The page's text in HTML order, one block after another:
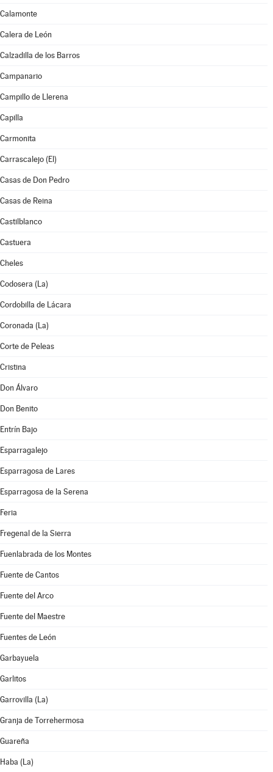
Calamonte
Calera de León
Calzadilla de los Barros
Campanario
Campillo de Llerena
Capilla
Carmonita
Carrascalejo (El)
Casas de Don Pedro
Casas de Reina
Castilblanco
Castuera
Cheles
Codosera (La)
Cordobilla de Lácara
Coronada (La)
Corte de Peleas
Cristina
Don Álvaro
Don Benito
Entrín Bajo
Esparragalejo
Esparragosa de Lares
Esparragosa de la Serena
Feria
Fregenal de la Sierra
Fuenlabrada de los Montes
Fuente de Cantos
Fuente del Arco
Fuente del Maestre
Fuentes de León
Garbayuela
Garlitos
Garrovilla (La)
Granja de Torrehermosa
Guareña
Haba (La)